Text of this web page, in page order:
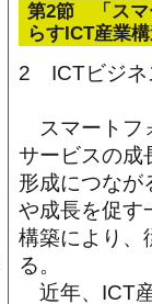
第2節 「スマ
らすICT産業
2 ICTビジネ
スマートフ
サービスの成
形成につなが
や成長を促す
構築により、
る。
近年、ICT